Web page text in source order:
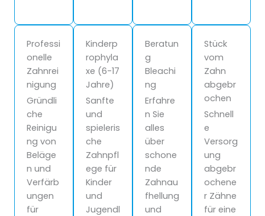
Professi
onelle
Zahnrei
nigung
Gründli
che
Reinigu
ng von
Beläge
n und
Verfärb
ungen
für
Kinderp
rophyla
xe (6-17
Jahre)
Sanfte
und
spieleris
che
Zahnpfl
ege für
Kinder
und
Jugendl
Beratun
g
Bleachi
ng
Erfahre
n Sie
alles
über
schone
nde
Zahnau
fhellung
und
Stück
vom
Zahn
abgebr
ochen
Schnell
e
Versorg
ung
abgebr
ochene
r Zähne
für eine